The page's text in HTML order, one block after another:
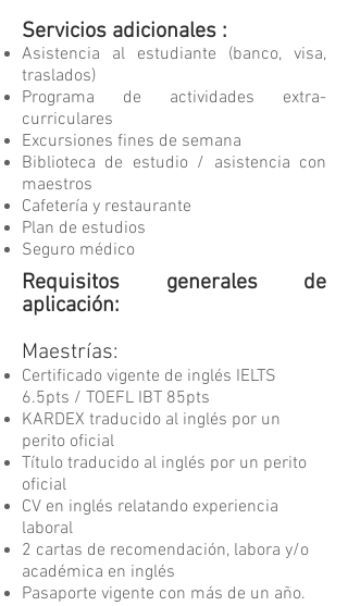
Servicios adicionales :
Asistencia al estudiante (banco, visa,
traslados)
Programa de actividades extra-
curriculares
Excursiones fines de semana
Biblioteca de estudio / asistencia con
maestros
Cafetería y restaurante
Plan de estudios
Seguro médico
Requisitos generales de
aplicación:
Maestrías:
Certificado vigente de inglés IELTS
6.5pts / TOEFL IBT 85pts
KARDEX traducido al inglés por un
perito oficial
Título traducido al inglés por un perito
oficial
CV en inglés relatando experiencia
laboral
2 cartas de recomendación, labora y/o
académica en inglés
Pasaporte vigente con más de un año.